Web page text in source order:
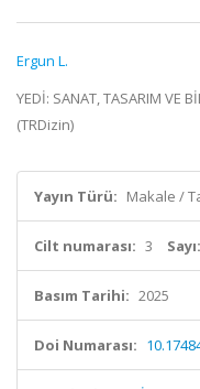
Ergun L.
YEDİ: SANAT, TASARIM VE
(TRDizin)
Yayın Türü: Makale /
Cilt numarası: 3 Sayı:
Basım Tarihi: 2025
Doi Numarası: